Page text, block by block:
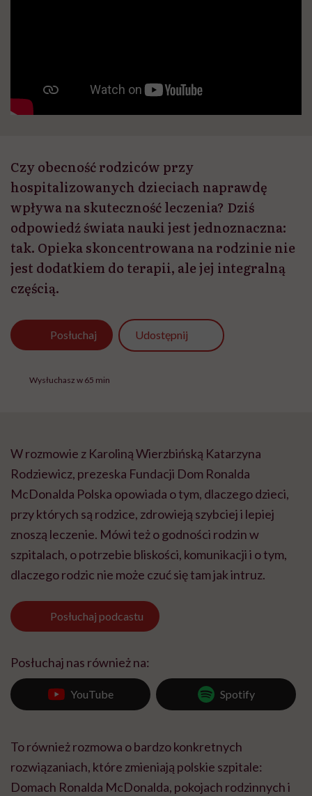
Czy obecność rodziców przy
hospitalizowanych dzieciach naprawdę
wpływa na skuteczność leczenia? Dziś
odpowiedź świata nauki jest jednoznaczna:
tak. Opieka skoncentrowana na rodzinie nie
jest dodatkiem do terapii, ale jej integralną
częścią.
Posłuchaj Udostępnij
Wysłuchasz w 65 min
W rozmowie z Karoliną Wierzbińską Katarzyna
Rodziewicz, prezeska Fundacji Dom Ronalda
McDonalda Polska opowiada o tym, dlaczego dzieci,
przy których są rodzice, zdrowieją szybciej i lepiej
znoszą leczenie. Mówi też o godności rodzin w
szpitalach, o potrzebie bliskości, komunikacji i o tym,
dlaczego rodzic nie może czuć się tam jak intruz.
Posłuchaj podcastu
Posłuchaj nas również na:
YouTube Spotify
To również rozmowa o bardzo konkretnych
rozwiązaniach, które zmieniają polskie szpitale:
Domach Ronalda McDonalda, pokojach rodzinnych i